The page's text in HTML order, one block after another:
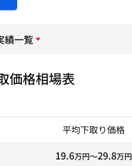
績一覧
価格相場表
平均下取り価格
19.6万円〜29.8万円